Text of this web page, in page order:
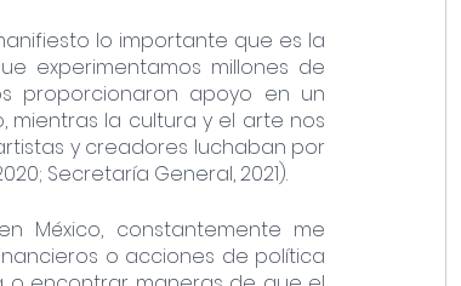
lo importante que es la
experimentamos millones de
proporcionaron apoyo en un
mientras la cultura y el arte nos
y creadores luchaban por
Secretaría General, 2021).
México, constantemente me
o acciones de política